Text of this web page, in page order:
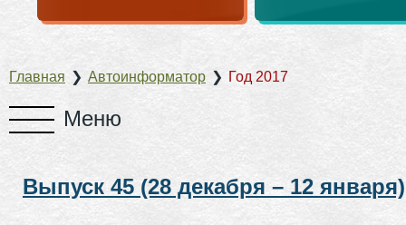
Главная ❯ Автоинформатор ❯ Год 2017
Выпуск 45 (28 декабря – 12 января)